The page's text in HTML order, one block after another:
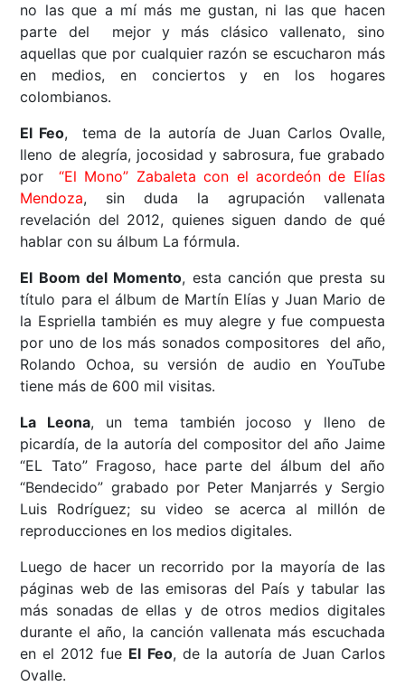
no las que a mí más me gustan, ni las que hacen
parte del mejor y más clásico vallenato, sino
aquellas que por cualquier razón se escucharon más
en medios, en conciertos y en los hogares
colombianos.
El Feo, tema de la autoría de Juan Carlos Ovalle,
lleno de alegría, jocosidad y sabrosura, fue grabado
por“El Mono” Zabaleta con el acordeón de Elías
Mendoza, sin duda la agrupación vallenata
revelación del 2012, quienes siguen dando de qué
hablar con su álbum La fórmula.
El Boom del Momento, esta canción que presta su
título para el álbum de Martín Elías y Juan Mario de
la Espriella también es muy alegre y fue compuesta
por uno de los más sonados compositores del año,
Rolando Ochoa, su versión de audio en YouTube
tiene más de 600 mil visitas.
La Leona, un tema también jocoso y lleno de
picardía, de la autoría del compositor del año Jaime
“EL Tato” Fragoso, hace parte del álbum del año
“Bendecido” grabado por Peter Manjarrés y Sergio
Luis Rodríguez; su video se acerca al millón de
reproducciones en los medios digitales.
Luego de hacer un recorrido por la mayoría de las
páginas web de las emisoras del País y tabular las
más sonadas de ellas y de otros medios digitales
durante el año, la canción vallenata más escuchada
en el 2012 fue El Feo, de la autoría de Juan Carlos
Ovalle.